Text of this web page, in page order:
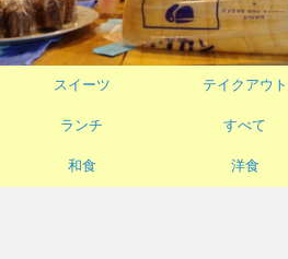
スイーツ テイクアウト
ランチ すべて
和食 洋食